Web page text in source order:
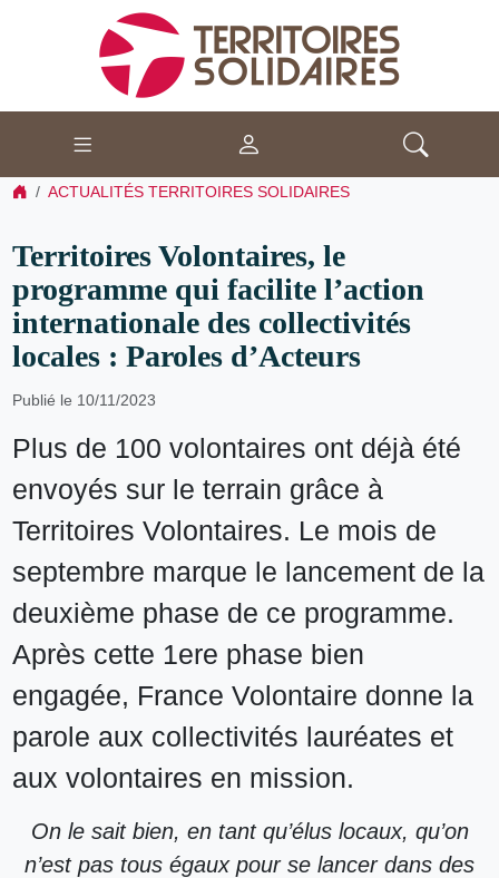
ACTUALITÉS TERRITOIRES SOLIDAIRES
Territoires Volontaires, le
programme qui facilite l’action
internationale des collectivités
locales : Paroles d’Acteurs
Publié le 10/11/2023
Plus de 100 volontaires ont déjà été
envoyés sur le terrain grâce à
Territoires Volontaires. Le mois de
septembre marque le lancement de la
deuxième phase de ce programme.
Après cette 1ere phase bien
engagée, France Volontaire donne la
parole aux collectivités lauréates et
aux volontaires en mission.
On le sait bien, en tant qu’élus locaux, qu’on
n’est pas tous égaux pour se lancer dans des